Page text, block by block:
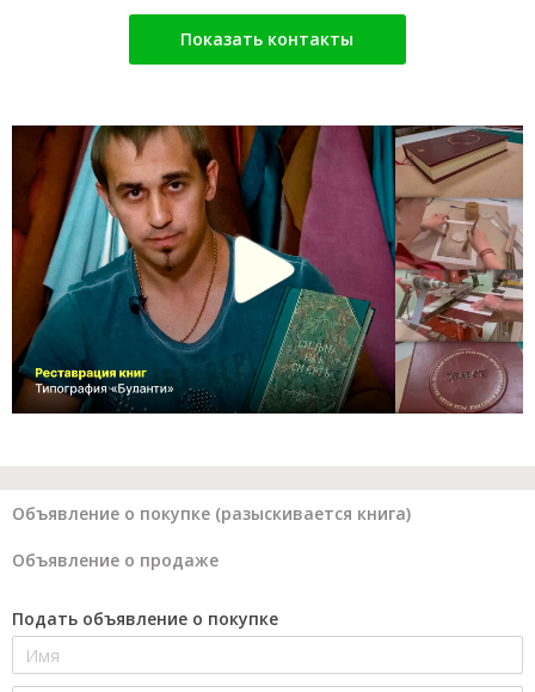
Показать контакты
Объявление о покупке (разыскивается книга)
Объявление о продаже
Подать объявление о покупке